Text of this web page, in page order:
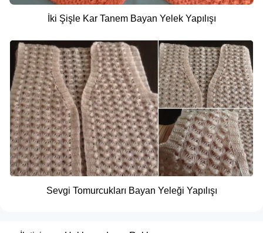
İki Şişle Kar Tanem Bayan Yelek Yapılışı
Sevgi Tomurcukları Bayan Yeleği Yapılışı